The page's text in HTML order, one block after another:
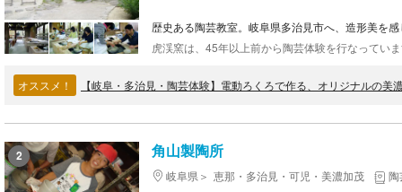
歴史ある陶芸教室。岐阜県多治見市へ、造形美を
オススメ！ 【岐阜・多治見・陶芸体験】電動ろくろで作る、オリジナルの
2 角山製陶所
岐阜県 恵那・多治見・可児・美濃加茂
陶